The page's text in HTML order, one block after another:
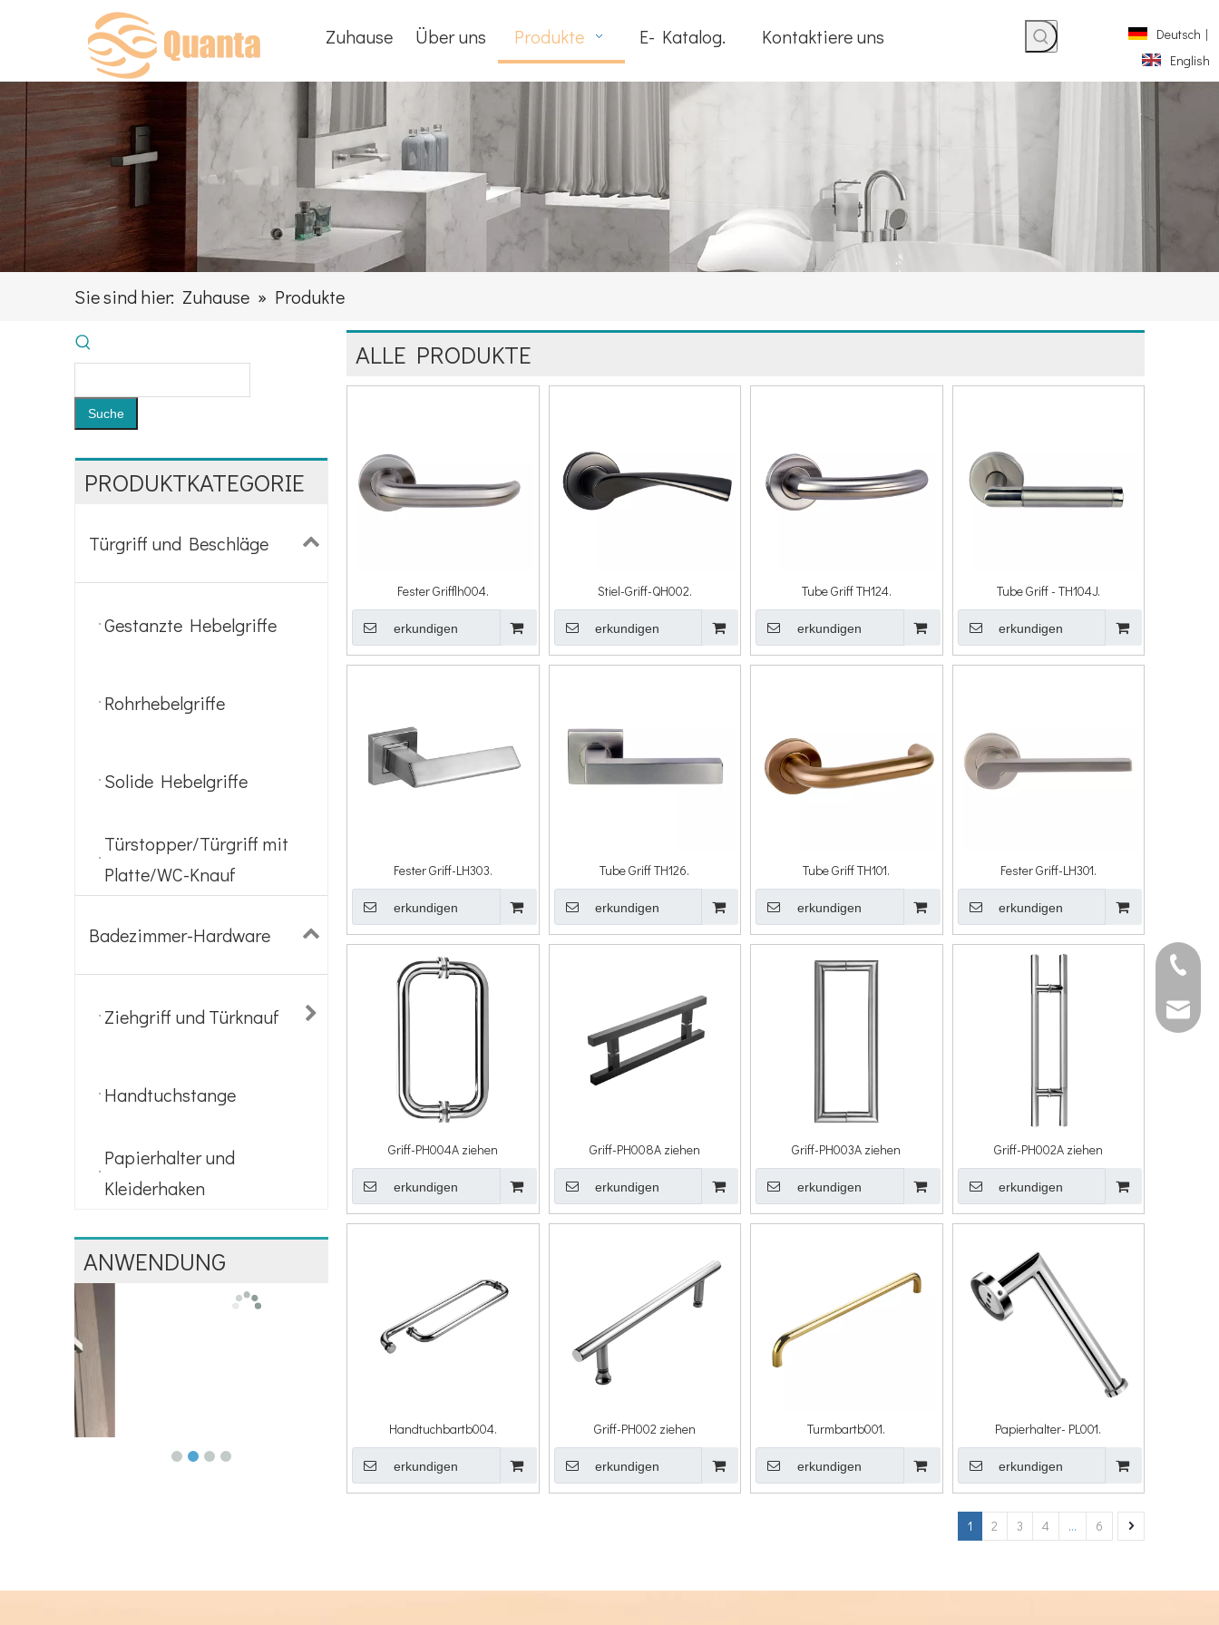
Zuhause Über uns Produkte E- Katalog. Kontaktiere uns Deutsch |
English
Sie sind hier: Zuhause » Produkte
Suche
PRODUKTKATEGORIE
Türgriff und Beschläge
Gestanzte Hebelgriffe
Rohrhebelgriffe
Solide Hebelgriffe
Türstopper/Türgriff mit
Platte/WC-Knauf
Badezimmer-Hardware
Ziehgriff und Türknauf
Handtuchstange
Papierhalter und
Kleiderhaken
ANWENDUNG
ALLE PRODUKTE
Fester Grifflh004.
erkundigen
Stiel-Griff-QH002.
erkundigen
Tube Griff TH124.
erkundigen
Tube Griff - TH104J.
erkundigen
Fester Griff-LH303.
erkundigen
Tube Griff TH126.
erkundigen
Tube Griff TH101.
erkundigen
Fester Griff-LH301.
erkundigen
Griff-PH004A ziehen
erkundigen
Griff-PH008A ziehen
erkundigen
Griff-PH003A ziehen
erkundigen
Griff-PH002A ziehen
erkundigen
Handtuchbartb004.
erkundigen
Griff-PH002 ziehen
erkundigen
Turmbartb001.
erkundigen
Papierhalter- PL001.
erkundigen
1 2 3 4 ... 6
Roger